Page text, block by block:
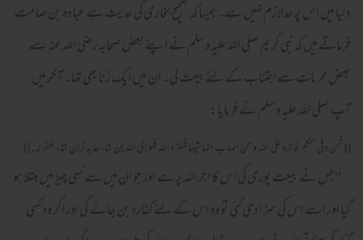
دنیا میں اس پر حد لازم نہیں ہے۔ جیسا کہ صحیح بخاری کی حدیث ہے عبادہ بن صامت
فرماتے ہیں کہ نبی کریم صلی اللہ علیہ وسلم نے اپنے بعض صحابہ رضی اللہ عنہ سے
بعض محرمات سے اجتناب کے لئے بیعت لی۔ ان میں ایک زنا بھی تھا۔ آخر میں
آپ صلی اللہ علیہ وسلم نے فرمایا:
(( فمن وفى منكم فأجره على الله و من أصاب منها شيئا فستره الله فهو إلى الله إن شاء عذبه ز إن شاء غفر له.))
''جس نے بیعت پوری کی اس کا اجر اللہ پر ہے اور جو ان میں سے کسی چیز میں مبتلا ہو
گیا اور اسے اس کی سزا دی گئی تو وہ اس کے لئے کفارہ بن جائے گی اور اگر وہ کسی